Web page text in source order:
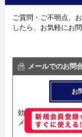
ご質問・ご不明点、
したら、お気軽にお
メールでのお問
お
効率良く迅速にお
メール問い合せ用